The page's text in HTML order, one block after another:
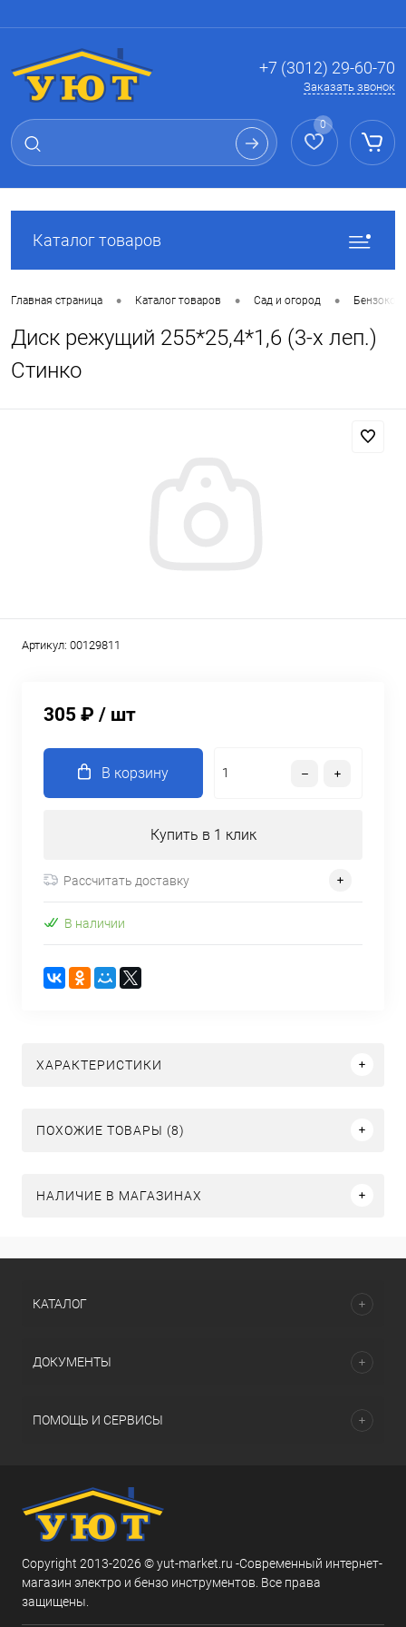
+7 (3012) 29-60-70
Заказать звонок
0
Каталог товаров
Главная страница • Каталог товаров • Сад и огород •
Диск режущий 255*25,4*1,6 (3-х леп.)
Стинко
Артикул: 00129811
305 ₽ / шт
В корзину
Купить в 1 клик
Рассчитать доставку
В наличии
ХАРАКТЕРИСТИКИ
ПОХОЖИЕ ТОВАРЫ (8)
НАЛИЧИЕ В МАГАЗИНАХ
КАТАЛОГ
ДОКУМЕНТЫ
ПОМОЩЬ И СЕРВИСЫ
Copyright 2013-2026 © yut-market.ru -Современный интернет-
магазин электро и бензо инструментов. Все права
защищены.